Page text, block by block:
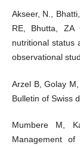
Akseer, N.,
RE, Bhutta, ZA
nutritional status
observational
Arzel B, Golay
Bulletin of Swiss
Mumbere M,
Management